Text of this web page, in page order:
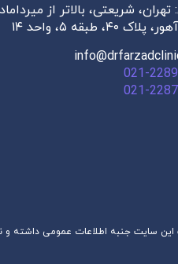
شریعتی، بالاتر از
۴۰، طبقه ۵، واحد ۱۴
021-
021-
جنبه اطلاعات عمومی داشته و